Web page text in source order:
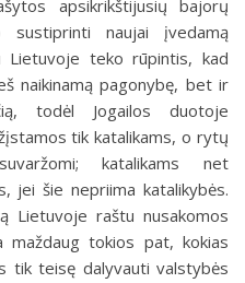
apsikrikštijusių bajorų
naujai įvedamą
Lietuvoje teko rūpintis, kad
naikinamą pagonybę, bet ir
todėl Jogailos duotoje
tik katalikams, o rytų
katalikams net
jei šie nepriima katalikybės.
Lietuvoje raštu nusakomos
tokios pat, kokias
tik teisę dalyvauti valstybės